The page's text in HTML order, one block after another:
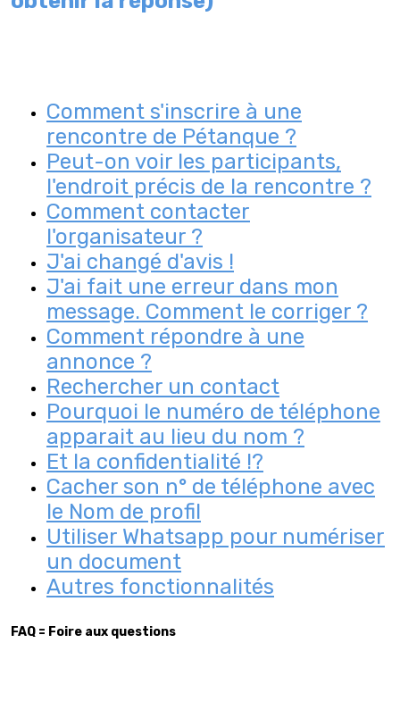
Comment s'inscrire à une
rencontre de Pétanque ?
Peut-on voir les participants,
l'endroit précis de la rencontre ?
Comment contacter
l'organisateur ?
J'ai changé d'avis !
J'ai fait une erreur dans mon
message. Comment le corriger ?
Comment répondre à une
annonce ?
Rechercher un contact
Pourquoi le numéro de téléphone
apparait au lieu du nom ?
Et la confidentialité !?
Cacher son n° de téléphone avec
le Nom de profil
Utiliser Whatsapp pour numériser
un document
Autres fonctionnalités
FAQ = Foire aux questions